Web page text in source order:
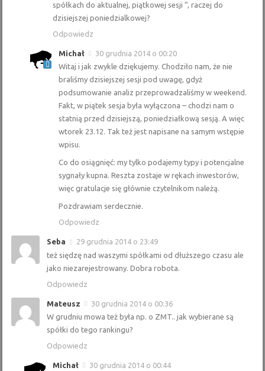
spółkach do aktualnej, piątkowej sesji “, raczej do
dzisiejszej poniedzialkowej?
Odpowiedz
Michał
30 grudnia 2014 o 00:20
Witaj i jak zwykle dziękujemy. Chodziło nam, że nie
braliśmy dzisiejszej sesji pod uwagę, gdyż
podsumowanie analiz przeprowadzaliśmy w weekend.
Fakt, w piątek sesja była wyłączona – chodzi nam o
statnią przed dzisiejszą, poniedziałkową sesją. A więc
wtorek 23.12. Tak też jest napisane na samym wstępie
wpisu.
Co do osiągnięć: my tylko podajemy typy i potencjalne
sygnały kupna. Reszta zostaje w rękach inwestorów,
więc gratulacje się głównie czytelnikom należą.
Pozdrawiam serdecznie.
Odpowiedz
Seba
29 grudnia 2014 o 23:49
też siędzę nad waszymi spółkami od dłuższego czasu ale
jako niezarejestrowany. Dobra robota.
Odpowiedz
Mateusz
30 grudnia 2014 o 00:36
W grudniu mowa też była np. o ZMT.. jak wybierane są
spółki do tego rankingu?
Odpowiedz
Michał
30 grudnia 2014 o 00:44